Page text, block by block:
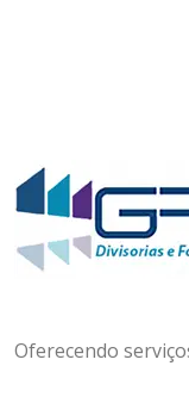
Oferecendo